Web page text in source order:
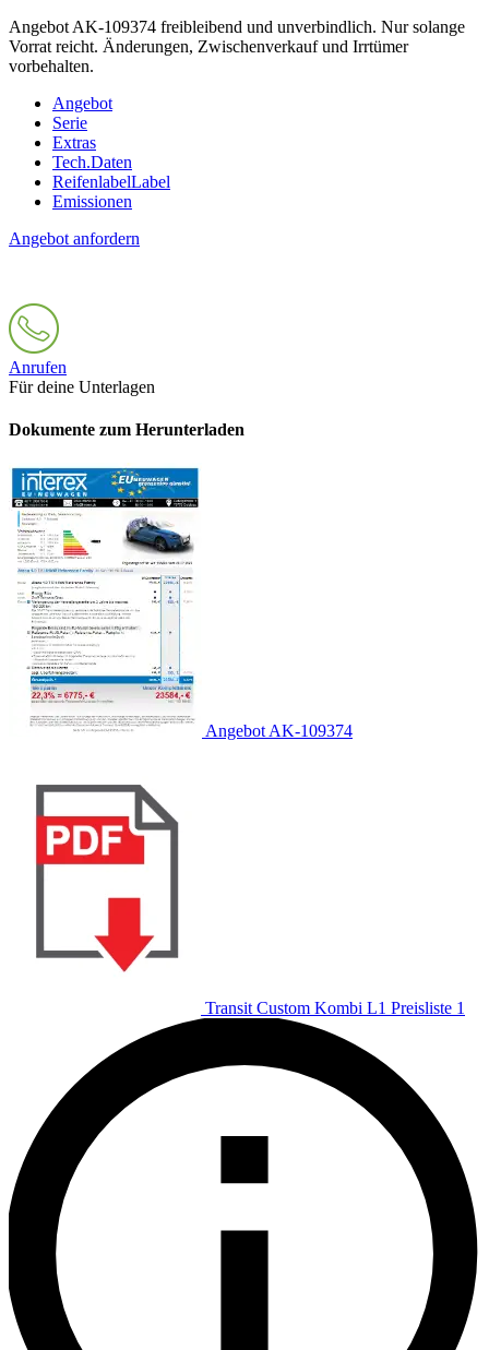
Angebot AK-109374 freibleibend und unverbindlich. Nur solange
Vorrat reicht. Änderungen, Zwischenverkauf und Irrtümer
vorbehalten.
Angebot
Serie
Extras
Tech.Daten
ReifenlabelLabel
Emissionen
Angebot anfordern
Anrufen
Für deine Unterlagen
Dokumente zum Herunterladen
Angebot AK-109374
Transit Custom Kombi L1 Preisliste 1